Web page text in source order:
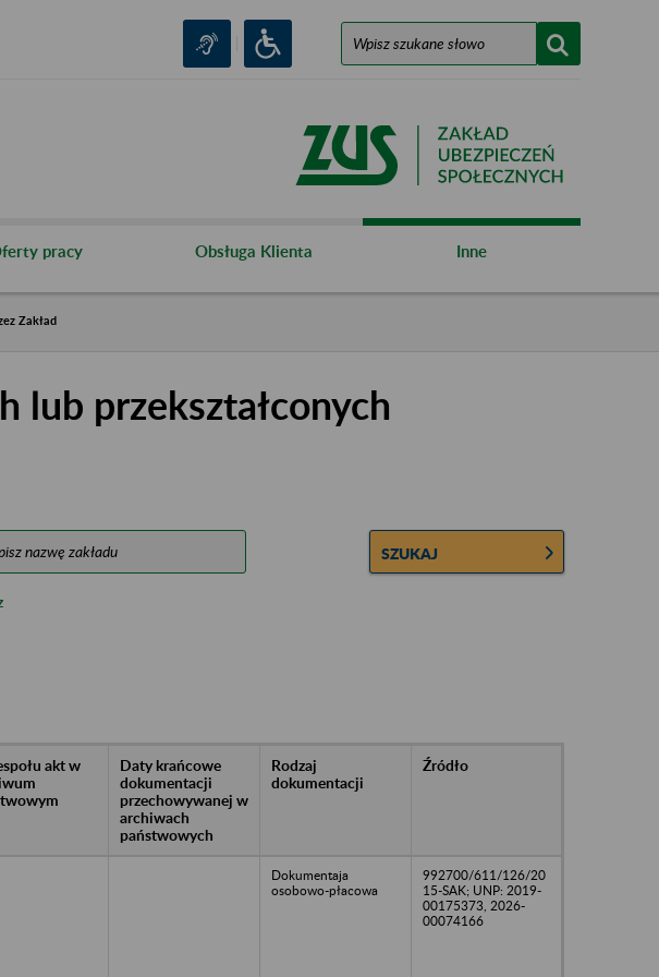
pracy Obsługa Klienta Inne
Zakład
lub przekształconych
SZUKAJ
akt w
Daty krańcowe
dokumentacji
przechowywanej w
archiwach
państwowych
Rodzaj
dokumentacji
Źródło
Dokumentaja
osobowo-płacowa
992700/611/126/20
15-SAK; UNP: 2019-
00175373, 2026-
00074166